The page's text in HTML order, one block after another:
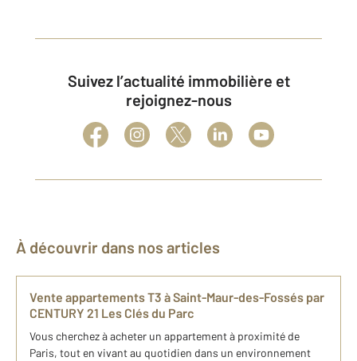
Suivez l’actualité immobilière et
rejoignez-nous
À découvrir dans nos articles
Vente appartements T3 à Saint-Maur-des-Fossés par
CENTURY 21 Les Clés du Parc
Vous cherchez à acheter un appartement à proximité de
Paris, tout en vivant au quotidien dans un environnement